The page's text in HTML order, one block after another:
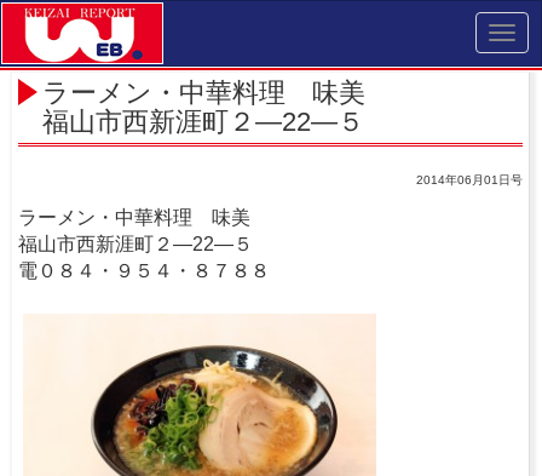
ラーメン・中華料理 味美
福山市西新涯町２―22―５
2014年06月01日号
ラーメン・中華料理 味美
福山市西新涯町２―22―５
電０８４・９５４・８７８８